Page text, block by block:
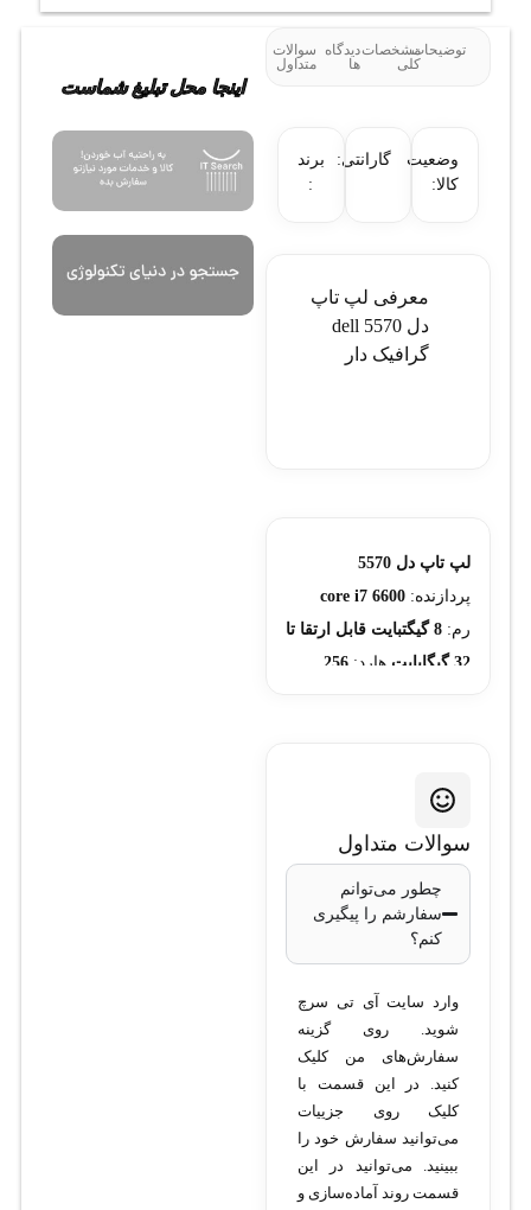
توضیحاتمشخصات
کلی
دیدگاه
ها
سوالات
متداول
وضعیت
کالا:
گارانتی:
برند
:
معرفی لپ تاپ
دل dell 5570
گرافیک دار
لپ تاپ دل 5570
پردازنده: core i7 6600
رم:
8 گیگتبایت قابل ارتقا تا
32 گیگابایت
هارد: 256
فول اچ دی FHD
3.0,VGA
ویندوز 10 به
همراه تمامی آپدیت ها و
درایورها(ویندوز 11 در
صورت تمایل شما) شارژر
اصلی
**15 روز مهلت
تست**
سوالات متداول
چطور می‌توانم
سفارشم را پیگیری
کنم؟
وارد سایت آی تی سرچ
شوید. روی گزینه
سفارش‌های من کلیک
کنید. در این قسمت با
کلیک روی جزییات
می‌توانید سفارش خود را
ببینید. می‌توانید در این
قسمت روند آماده‌سازی و
اینجا محل تبلیغ شماست